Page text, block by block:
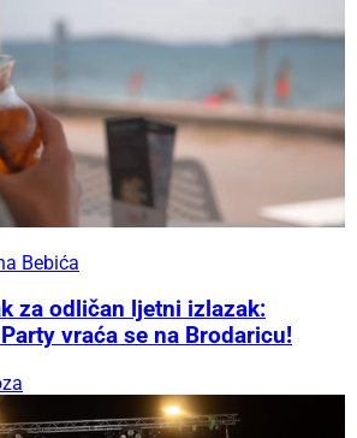
Bebića
za odličan ljetni izlazak:
vraća se na Brodaricu!